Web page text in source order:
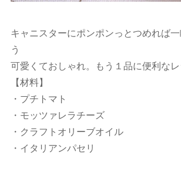
キャニスターにポンポンっとつめれば
う
可愛くておしゃれ。もう１品に便利なレ
【材料】
・プチトマト
・モッツァレラチーズ
・クラフトオリーブオイル
・イタリアンパセリ